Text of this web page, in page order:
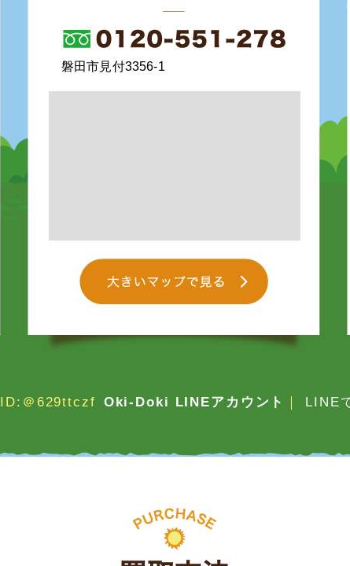
磐田市見付3356-1
ID:＠629ttczf Oki-Doki LINEアカウント ｜ LINE